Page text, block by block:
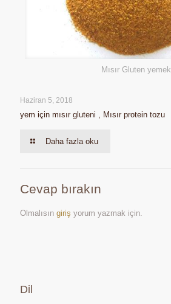
Mısır Gluten yemek
Haziran 5, 2018
yem için mısır gluteni , Mısır protein tozu
Daha fazla oku
Cevap bırakın
Olmalısın giriş yorum yazmak için.
Dil